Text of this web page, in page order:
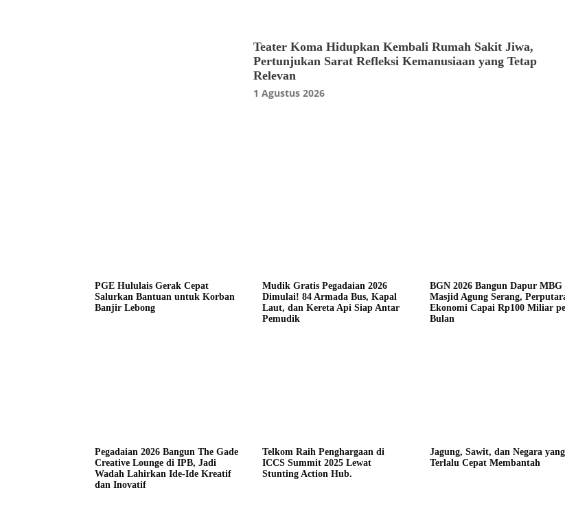
Teater Koma Hidupkan Kembali Rumah Sakit Jiwa,
Pertunjukan Sarat Refleksi Kemanusiaan yang Tetap
Relevan
1 Agustus 2026
PGE Hululais Gerak Cepat
Salurkan Bantuan untuk Korban
Banjir Lebong
Mudik Gratis Pegadaian 2026
Dimulai! 84 Armada Bus, Kapal
Laut, dan Kereta Api Siap Antar
Pemudik
BGN 2026 Bangun Dapur MBG
Masjid Agung Serang,
Ekonomi Capai Rp100 Miliar
Bulan
Pegadaian 2026 Bangun The Gade
Creative Lounge di IPB, Jadi
Wadah Lahirkan Ide-Ide Kreatif
dan Inovatif
Telkom Raih Penghargaan di
ICCS Summit 2025 Lewat
Stunting Action Hub.
Jagung, Sawit, dan Negara yang
Terlalu Cepat Membantah